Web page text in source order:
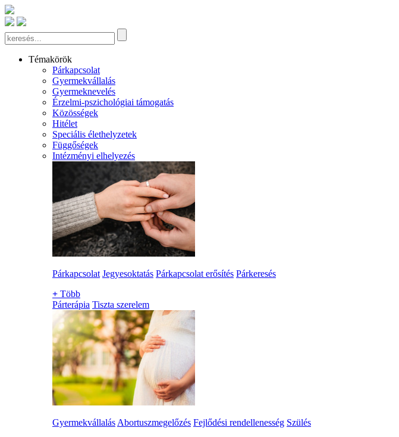
Témakörök
Párkapcsolat
Gyermekvállalás
Gyermeknevelés
Érzelmi-pszichológiai támogatás
Közösségek
Hitélet
Speciális élethelyzetek
Függőségek
Intézményi elhelyezés
Párkapcsolat Jegyesoktatás Párkapcsolat erősítés Párkeresés
+ Több
Párterápia Tiszta szerelem
Gyermekvállalás Abortuszmegelőzés Fejlődési rendellenesség Szülés